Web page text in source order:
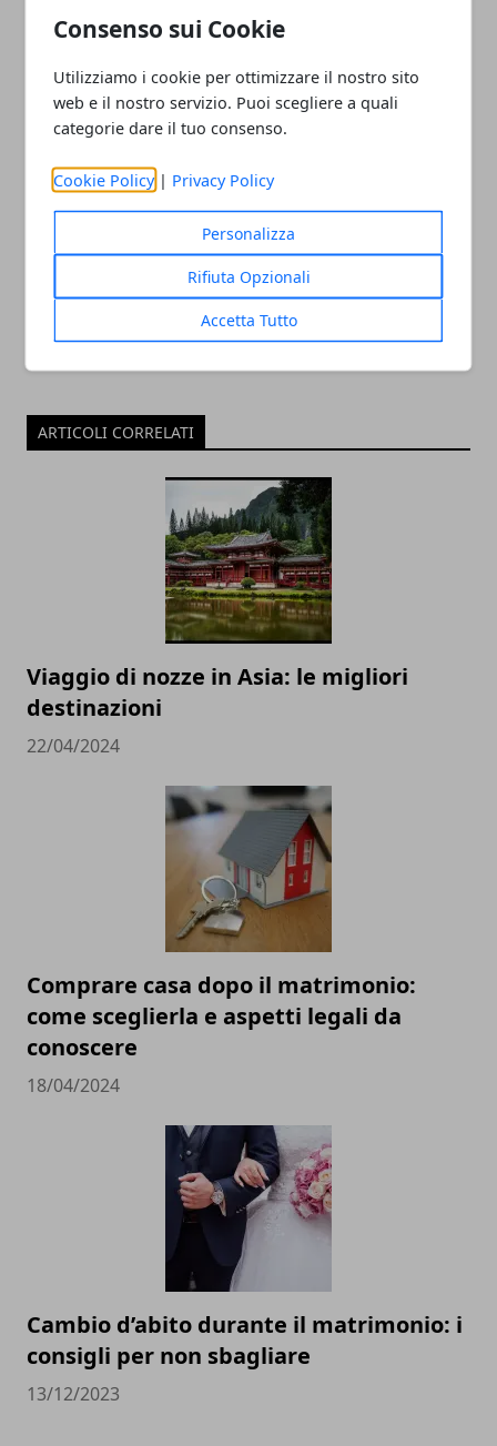
Consenso sui Cookie
Utilizziamo i cookie per ottimizzare il nostro sito
web e il nostro servizio. Puoi scegliere a quali
categorie dare il tuo consenso.
Cookie Policy | Privacy Policy
Personalizza
Rifiuta Opzionali
Accetta Tutto
nuziali? Consigli per sposi
Redazione
ARTICOLI CORRELATI
Viaggio di nozze in Asia: le migliori
destinazioni
22/04/2024
Comprare casa dopo il matrimonio:
come sceglierla e aspetti legali da
conoscere
18/04/2024
Cambio d’abito durante il matrimonio: i
consigli per non sbagliare
13/12/2023